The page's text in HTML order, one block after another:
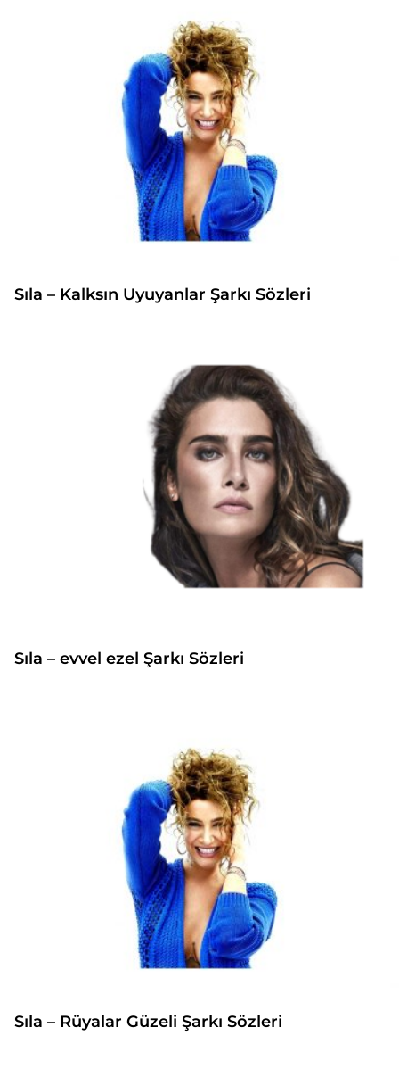
Sıla – Kalksın Uyuyanlar Şarkı Sözleri
Sıla – evvel ezel Şarkı Sözleri
Sıla – Rüyalar Güzeli Şarkı Sözleri